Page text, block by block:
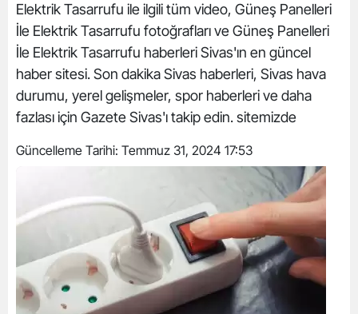
Elektrik Tasarrufu ile ilgili tüm video, Güneş Panelleri
İle Elektrik Tasarrufu fotoğrafları ve Güneş Panelleri
İle Elektrik Tasarrufu haberleri Sivas'ın en güncel
haber sitesi. Son dakika Sivas haberleri, Sivas hava
durumu, yerel gelişmeler, spor haberleri ve daha
fazlası için Gazete Sivas'ı takip edin. sitemizde
Güncelleme Tarihi: Temmuz 31, 2024 17:53